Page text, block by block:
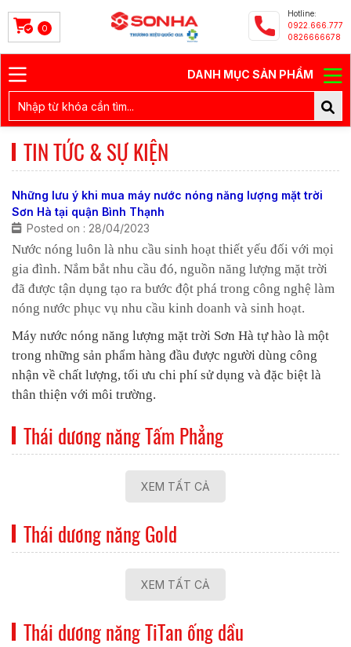
0
Hotline:
0922.666.777
0826666678
DANH MỤC SẢN PHẨM
TIN TỨC & SỰ KIỆN
Những lưu ý khi mua máy nước nóng năng lượng mặt trời
Sơn Hà tại quận Bình Thạnh
Posted on : 28/04/2023
Nước nóng luôn là nhu cầu sinh hoạt thiết yếu đối với mọi
gia đình. Nắm bắt nhu cầu đó, nguồn năng lượng mặt trời
đã được tận dụng tạo ra bước đột phá trong công nghệ làm
nóng nước phục vụ nhu cầu kinh doanh và sinh hoạt.
Máy nước nóng năng lượng mặt trời Sơn Hà tự hào là một
trong những sản phẩm hàng đầu được người dùng công
nhận về chất lượng, tối ưu chi phí sử dụng và đặc biệt là
thân thiện với môi trường.
Thái dương năng Tấm Phẳng
XEM TẤT CẢ
Thái dương năng Gold
XEM TẤT CẢ
Thái dương năng TiTan ống dầu